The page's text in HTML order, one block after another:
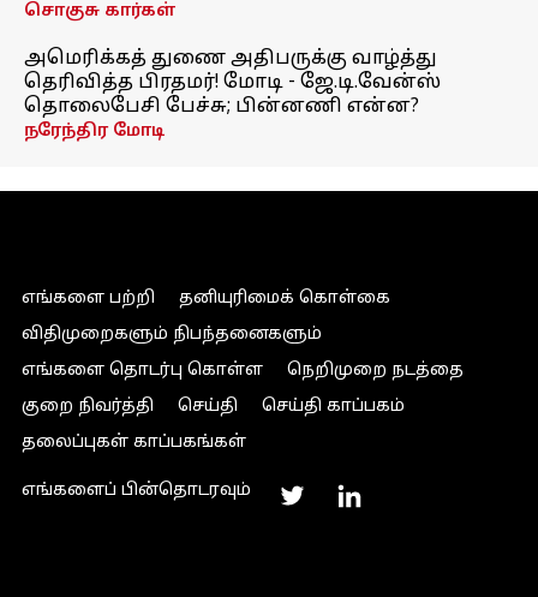
சொகுசு கார்கள்
அமெரிக்கத் துணை அதிபருக்கு வாழ்த்து
தெரிவித்த பிரதமர்! மோடி - ஜே.டி.வேன்ஸ்
தொலைபேசி பேச்சு; பின்னணி என்ன?
நரேந்திர மோடி
எங்களை பற்றி
தனியுரிமைக் கொள்கை
விதிமுறைகளும் நிபந்தனைகளும்
எங்களை தொடர்பு கொள்ள
நெறிமுறை நடத்தை
குறை நிவர்த்தி
செய்தி
செய்தி காப்பகம்
தலைப்புகள் காப்பகங்கள்
எங்களைப் பின்தொடரவும்